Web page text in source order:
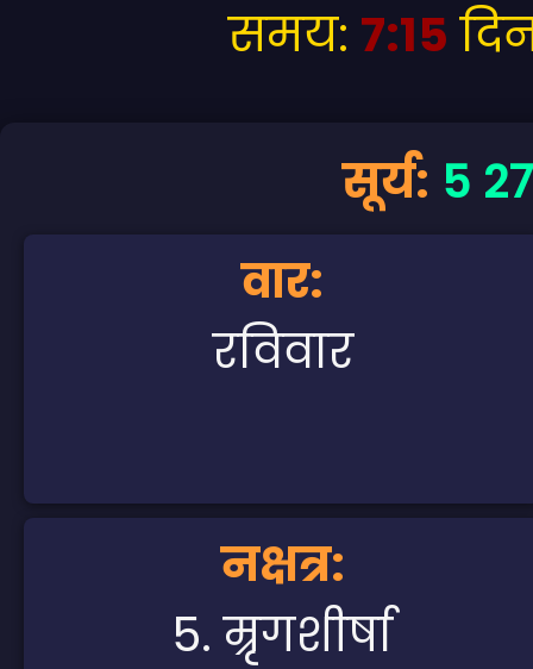
समय: 7:15
सूर्य: 5
वार:
रविवार
नक्षत्र:
5. म्रृगशीर्षा